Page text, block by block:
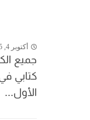
أكتوبر 4, 2025
جميع
كتابي
الأول...